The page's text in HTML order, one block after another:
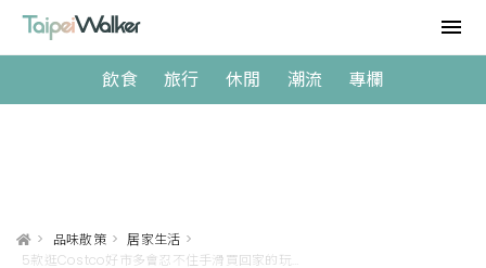
飲食 旅行 休閒 潮流 專欄
> 品味散策 > 居家生活 >